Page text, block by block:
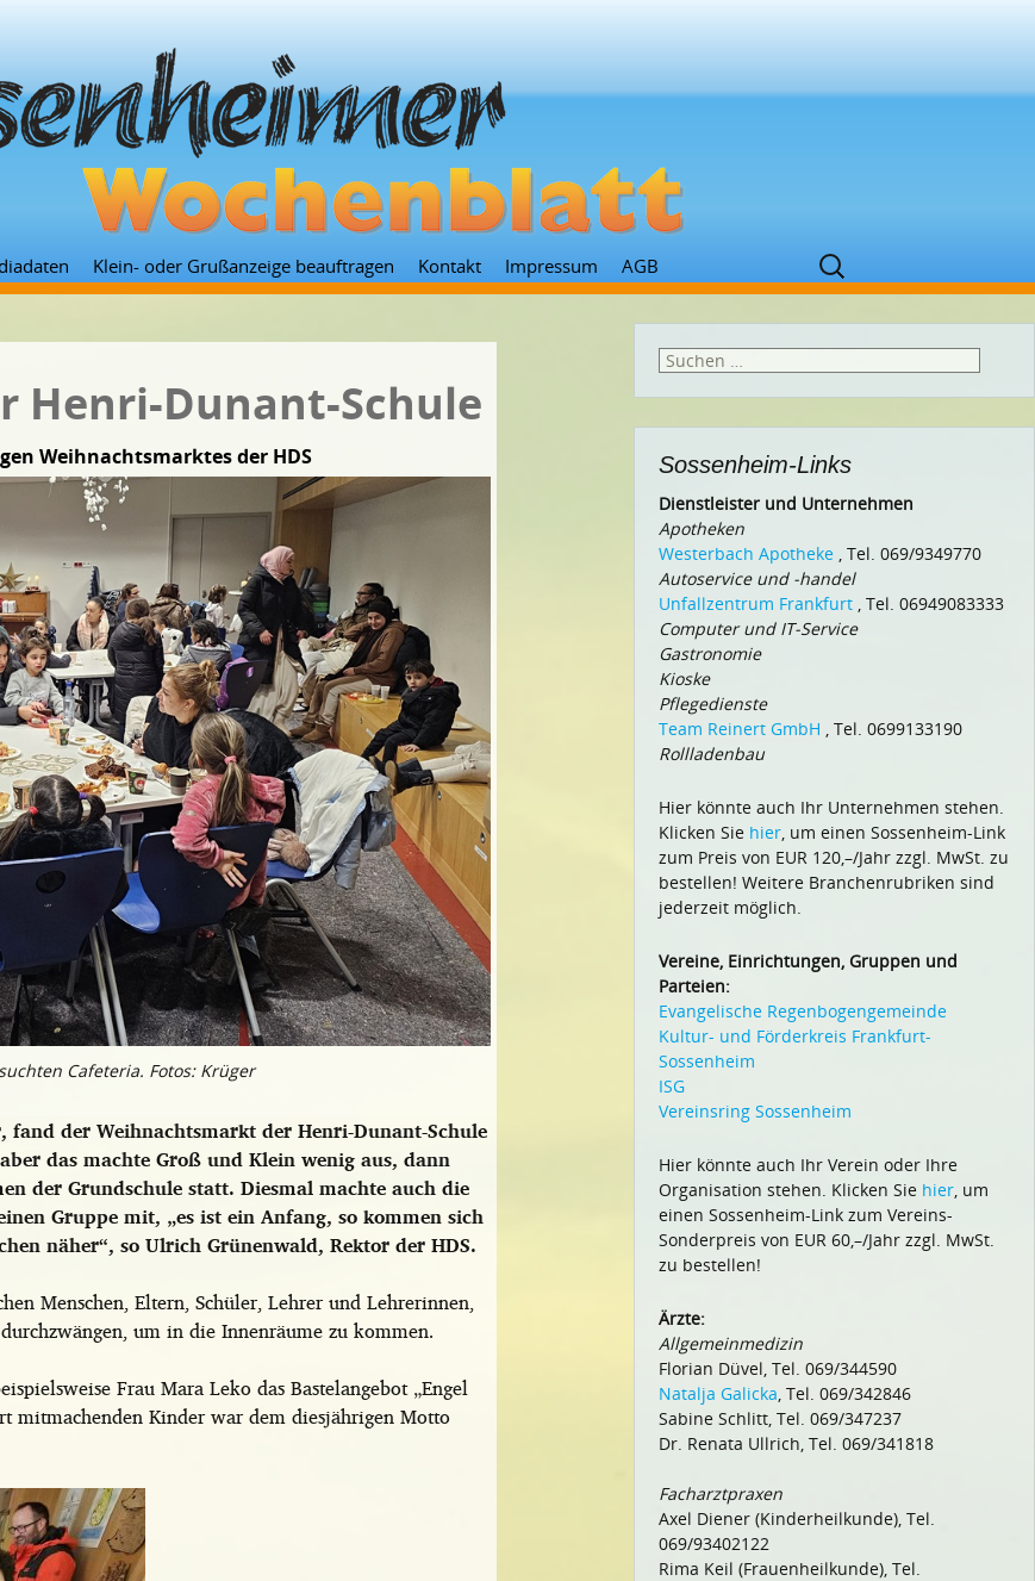
Zum
Inhalt
Klein- oder Grußanzeige beauftragen Kontakt Impressum AGB
Suchen
nach:
Henri-Dunant-Schule
Weihnachtsmarktes der HDS
Cafeteria. Fotos: Krüger
fand der Weihnachtsmarkt der Henri-Dunant-Schule
das machte Groß und Klein wenig aus, dann
der Grundschule statt. Diesmal machte auch die
Gruppe mit, „es ist ein Anfang, so kommen sich
näher“, so Ulrich Grünenwald, Rektor der HDS.
Menschen, Eltern, Schüler, Lehrer und Lehrerinnen,
um in die Innenräume zu kommen.
Frau Mara Leko das Bastelangebot „Engel
mitmachenden Kinder war dem diesjährigen Motto
Suchen
Sossenheim-Links
Dienstleister und Unternehmen
Apotheken
Westerbach Apotheke , Tel. 069/9349770
Autoservice und -handel
Unfallzentrum Frankfurt , Tel. 06949083333
Computer und IT-Service
Gastronomie
Kioske
Pflegedienste
Team Reinert GmbH , Tel. 0699133190
Rollladenbau
Hier könnte auch Ihr Unternehmen stehen.
Klicken Sie hier, um einen Sossenheim-Link
zum Preis von EUR 120,–/Jahr zzgl. MwSt. zu
bestellen! Weitere Branchenrubriken sind
jederzeit möglich.
Vereine, Einrichtungen, Gruppen und
Parteien:
Evangelische Regenbogengemeinde
Kultur- und Förderkreis Frankfurt-
Sossenheim
ISG
Vereinsring Sossenheim
Hier könnte auch Ihr Verein oder Ihre
Organisation stehen. Klicken Sie hier, um
einen Sossenheim-Link zum Vereins-
Sonderpreis von EUR 60,–/Jahr zzgl. MwSt.
zu bestellen!
Ärzte:
Allgemeinmedizin
Florian Düvel, Tel. 069/344590
Natalja Galicka, Tel. 069/342846
Sabine Schlitt, Tel. 069/347237
Dr. Renata Ullrich, Tel. 069/341818
Facharztpraxen
Axel Diener (Kinderheilkunde), Tel.
069/93402122
Rima Keil (Frauenheilkunde), Tel.